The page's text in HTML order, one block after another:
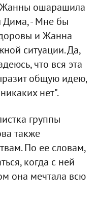
Жанны ошарашила
Дима, - Мне бы
и Жанна
ситуации. Да,
что вся эта
общую идею,
нет".
группы
также
По ее словам,
когда с ней
она мечтала всю